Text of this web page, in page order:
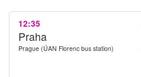
12:35
Praha
Prague (ÚAN Florenc bus station)